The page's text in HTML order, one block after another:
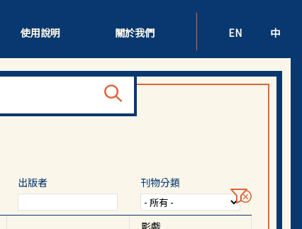
使用說明 關於我們 EN 中
出版者 刊物分類
影戲